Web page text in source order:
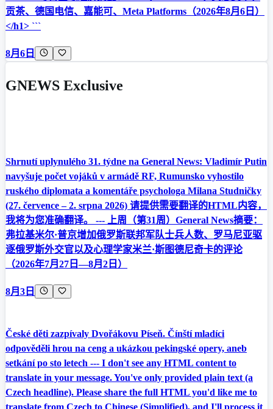
贡茶、德国电信、嘉能可、Meta Platforms（2026年8月6日）
</h1> ```
8月6日
GNEWS Exclusive
Shrnutí uplynulého 31. týdne na General News: Vladimír Putin
navyšuje počet vojáků v armádě RF, Rumunsko vyhostilo
ruského diplomata a komentáře psychologa Milana Studničky
(27. července – 2. srpna 2026) 请提供需要翻译的HTML内容，
我将为您准确翻译。 --- 上周（第31周）General News摘要：
弗拉基米尔·普京增加俄罗斯联邦军队士兵人数、罗马尼亚驱
逐俄罗斯外交官以及心理学家米兰·斯图德尼奇卡的评论
（2026年7月27日—8月2日）
8月3日
České děti zazpívaly Dvořákovu Píseň. Čínští mladíci
odpověděli hrou na ceng a ukázkou pekingské opery, aneb
setkání po sto letech --- I don't see any HTML content to
translate in your message. You've only provided plain text (a
Czech headline). Please share the full HTML you'd like me to
translate from Czech to Chinese (Simplified), and I'll process it